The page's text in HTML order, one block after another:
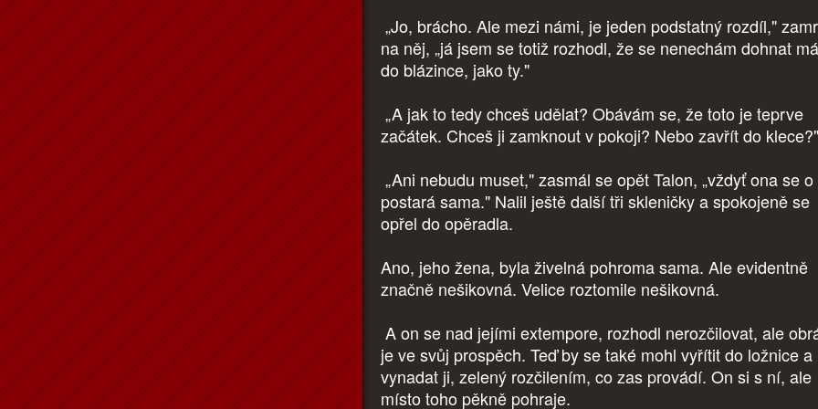
„Jo, brácho. Ale mezi námi, je jeden podstatný rozdíl,"
na něj, „já jsem se totiž rozhodl, že se nenechám dohnat
do blázince, jako ty."
„A jak to tedy chceš udělat? Obávám se, že toto je teprve
začátek. Chceš ji zamknout v pokoji? Nebo zavřít do klece?"
„Ani nebudu muset," zasmál se opět Talon, „vždyť ona se
postará sama." Nalil ještě další tři skleničky a spokojeně se
opřel do opěradla.
Ano, jeho žena, byla živelná pohroma sama. Ale evidentně
značně nešikovná. Velice roztomile nešikovná.
A on se nad jejími extempore, rozhodl nerozčilovat, ale
je ve svůj prospěch. Teď by se také mohl vyřítit do ložnice a
vynadat ji, zelený rozčilením, co zas provádí. On si s ní, ale
místo toho pěkně pohraje.